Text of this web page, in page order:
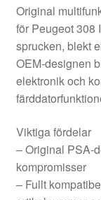
Original
för Peugeot 308
sprucken, blekt
OEM-designen
elektronik och
Viktiga fördelar
– Original PSA-
kompromisser
– Fullt